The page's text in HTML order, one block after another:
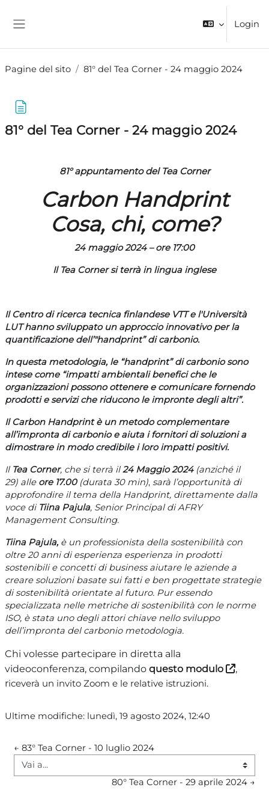
Login
Pagine del sito 81° del Tea Corner - 24 maggio 2024
81° del Tea Corner - 24 maggio 2024
81° appuntamento del Tea Corner
Carbon Handprint
Cosa, chi, come?
24 maggio 2024 – ore 17:00
Il Tea Cornersi terrà in lingua inglese
Il Centro di ricerca tecnica finlandese VTT e l'Università
LUT hanno sviluppato un approccio innovativo per la
quantificazione dell’"handprint” di carbonio.
In questa metodologia, le “handprint” di carbonio sono
intese come “impatti ambientali benefici che le
organizzazioni possono ottenere e comunicare fornendo
prodotti e servizi che riducono le impronte degli altri”.
Il Carbon Handprint è un metodo complementare
all’impronta di carbonio e aiuta i fornitori di soluzioni a
dimostrare in modo credibile i loro impatti positivi.
Il Tea Corner, che si terrà il24 Maggio 2024 (anziché il
29) alle ore 17.00(durata 30 min), sarà l’opportunità di
approfondire il tema della Handprint, direttamente dalla
voce diTiina Pajula, Senior Principal di AFRY
Management Consulting.
Tiina Pajula, è un professionista della sostenibilità con
oltre 20 anni di esperienza esperienza in prodotti
sostenibili e concetti di business aiutare le aziende a
creare soluzioni basate sui fatti e ben progettate strategie
di sostenibilità orientate al futuro. Pur essendo
specializzata nelle metriche di sostenibilità con le norme
ISO, è stata uno degli attori chiave nello sviluppo
dell’impronta del carbonio metodologia.
Chi volesse partecipare in diretta alla
videoconferenza, compilando questo modulo
,
riceverà un invito Zoom e le relative istruzioni.
Ultime modifiche: lunedì, 19 agosto 2024, 12:40
← 83° Tea Corner - 10 luglio 2024
Vai a...
80° Tea Corner - 29 aprile 2024 →